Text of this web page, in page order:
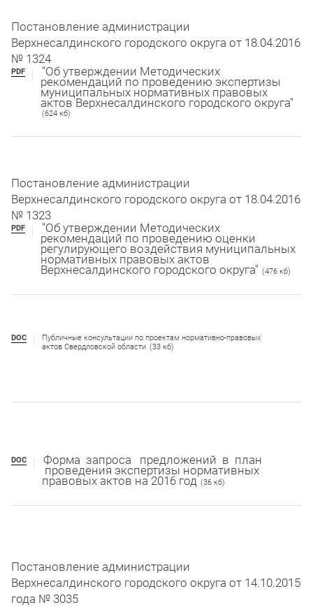
Постановление администрации
Верхнесалдинского городского округа от 18.04.2016
№ 1324
PDF "Об утверждении Методических
рекомендаций по проведению экспертизы
муниципальных нормативных правовых
актов Верхнесалдинского городского округа"
(624 кб)
Постановление администрации
Верхнесалдинского городского округа от 18.04.2016
№ 1323
PDF "Об утверждении Методических
рекомендаций по проведению оценки
регулирующего воздействия муниципальных
нормативных правовых актов
Верхнесалдинского городского округа" (476 кб)
DOC
Публичные консультации по проектам нормативно-правовых
актов Свердловской области (33 кб)
DOC Форма запроса предложений в план
проведения экспертизы нормативных
правовых актов на 2016 год (36 кб)
Постановление администрации
Верхнесалдинского городского округа от 14.10.2015
года № 3035